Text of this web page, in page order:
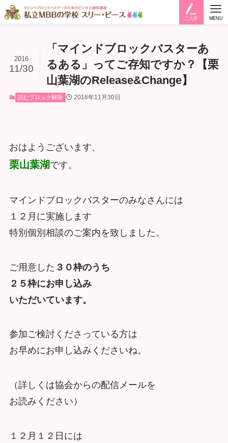
ご入学 MENU
「マインドブロックバスターあ
るある」ってご存知ですか？【栗
山葉湖のRelease&Change】
2016
11/30
読むブロック解除 2016年11月30日
おはようございます、
栗山葉湖です。
マインドブロックバスターのみなさんには
１２月に実施します
特別個別相談のご案内を致しました。
ご用意した ３０枠のうち
２５枠にお申し込み
いただいています。
参加ご検討くださっている方は
お早めにお申し込みくださいね。
（詳しくは協会からの配信メールを
お読みください）
１２月１２日には